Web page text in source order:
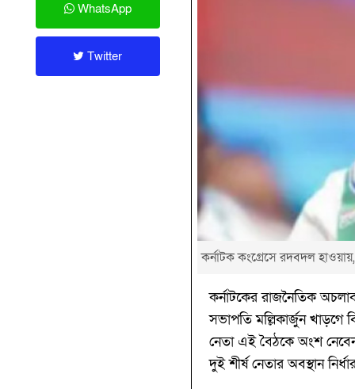
WhatsApp
Twitter
কর্নাটক কংগ্রেসে রদবদল
কর্নাটকের রাজনৈতিক
সভাপতি মল্লিকার্জুন খাড়গে
নেতা এই বৈঠকে অংশ নেবেন
দুই শীর্ষ নেতার অবস্থান